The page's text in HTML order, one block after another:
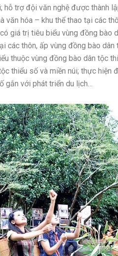
hỗ trợ đội văn nghệ được thành
văn hóa – khu thể thao tại các
giá trị tiêu biểu vùng đồng bào
các thôn, ấp vùng đồng bào dân
thuộc vùng đồng bào dân tộc
thiểu số và miền núi; thực hiện
với phát triển du lịch…